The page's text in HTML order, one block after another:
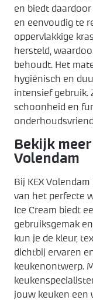
en biedt
en eenvoudig te
oppervlakkige
hersteld,
behoudt. Het
hygiënisch en
intensief gebruik.
schoonheid en
Bekijk meer
Volendam
Bij KEX
van het perfecte
Ice Cream biedt
gebruiksgemak
kun je de kleur,
dichtbij ervaren
keukenontwerp.
jouw keuken een